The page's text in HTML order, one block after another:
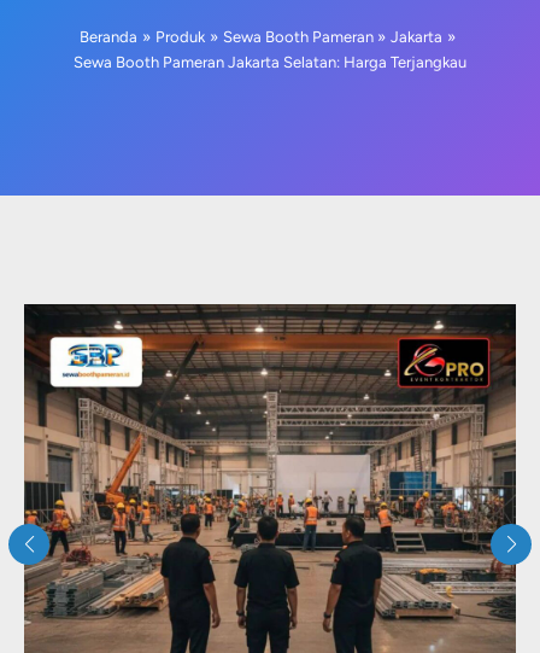
Beranda Produk Sewa Booth Pameran
Jakarta
Sewa Booth Pameran Jakarta Selatan: Harga Terjangkau